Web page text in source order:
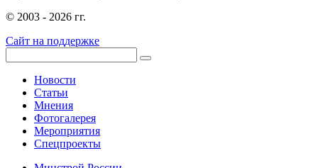
© 2003 - 2026 гг.
Сайт на поддержке
Новости
Статьи
Мнения
Фотогалерея
Мероприятия
Спецпроекты